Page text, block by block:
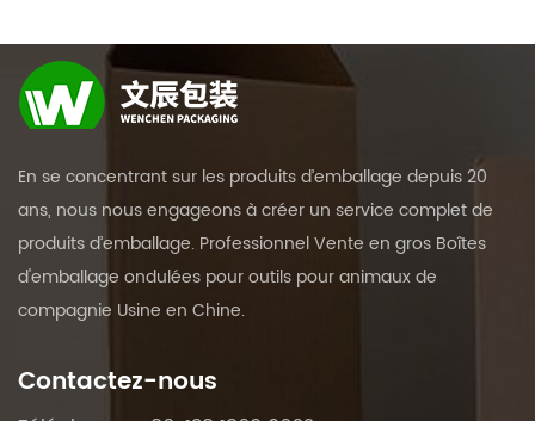
En se concentrant sur les produits d’emballage depuis 20
ans, nous nous engageons à créer un service complet de
produits d’emballage. ProfessionnelVente en gros Boîtes
d'emballage ondulées pour outils pour animaux de
compagnie Usine en Chine.
Contactez-nous